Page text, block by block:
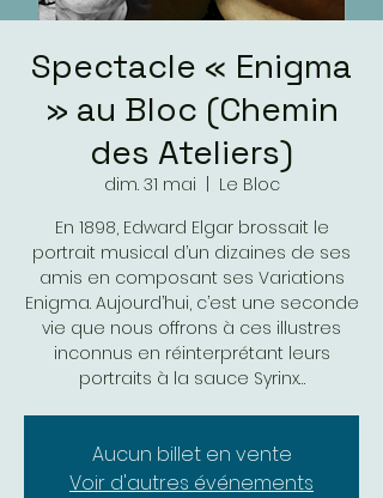
Spectacle « Enigma
» au Bloc (Chemin
des Ateliers)
dim. 31 mai
Le Bloc
En 1898, Edward Elgar brossait le
portrait musical d’un dizaines de ses
amis en composant ses Variations
Enigma. Aujourd’hui, c’est une seconde
vie que nous offrons à ces illustres
inconnus en réinterprétant leurs
portraits à la sauce Syrinx…
Aucun billet en vente
Voir d'autres événements